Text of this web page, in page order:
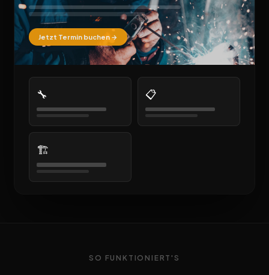
Jetzt Termin buchen →
🔧 📋
🏗️
SO FUNKTIONIERT'S